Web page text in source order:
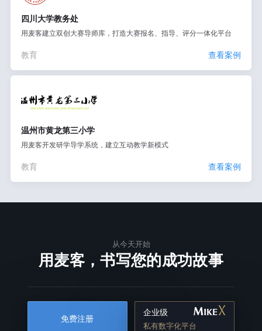
四川大学教务处
用麦客建立双创大赛导师库，打造大赛报名、指导、评分一体化平台
教育 查看案例
温州市黄龙第三小学
用麦客开发研学导学系统，建立互动教学新模式
教育 查看案例
从今天开始
用麦客，书写您的成功故事
免费注册
企业级
私有数字化平台